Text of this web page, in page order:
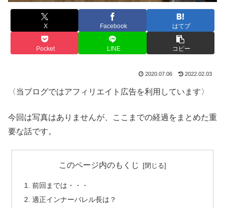
X Facebook はてブ
Pocket LINE コピー
2020.07.06 2022.02.03
〈当ブログではアフィリエイト広告を利用しています〉
今回は写真はありませんが、ここまでの経過をまとめた重
要な話です。
このページ内のもくじ
前回までは・・・
適正インナーバレル長は？